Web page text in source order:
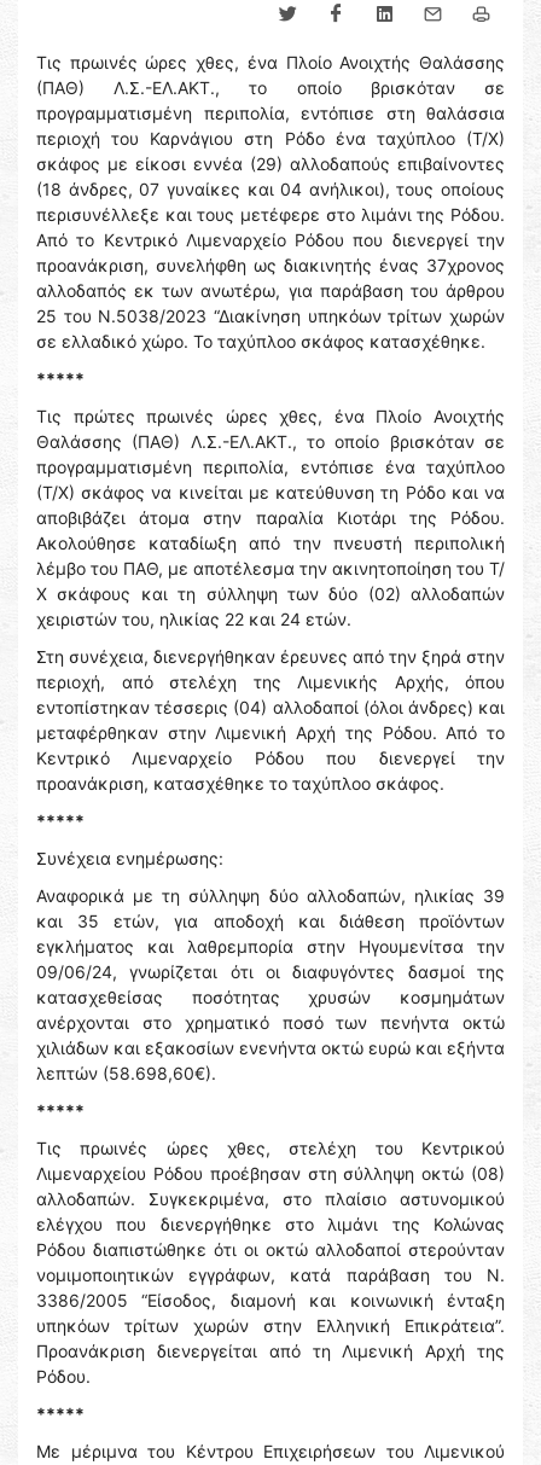
Τις πρωινές ώρες χθες, ένα Πλοίο Ανοιχτής Θαλάσσης
(ΠΑΘ) Λ.Σ.-ΕΛ.ΑΚΤ., το οποίο βρισκόταν σε
προγραμματισμένη περιπολία, εντόπισε στη θαλάσσια
περιοχή του Καρνάγιου στη Ρόδο ένα ταχύπλοο (Τ/Χ)
σκάφος με είκοσι εννέα (29) αλλοδαπούς επιβαίνοντες
(18 άνδρες, 07 γυναίκες και 04 ανήλικοι), τους οποίους
περισυνέλλεξε και τους μετέφερε στο λιμάνι της Ρόδου.
Από το Κεντρικό Λιμεναρχείο Ρόδου που διενεργεί την
προανάκριση, συνελήφθη ως διακινητής ένας 37χρονος
αλλοδαπός εκ των ανωτέρω, για παράβαση του άρθρου
25 του Ν.5038/2023 “Διακίνηση υπηκόων τρίτων χωρών
σε ελλαδικό χώρο. Το ταχύπλοο σκάφος κατασχέθηκε.
*****
Τις πρώτες πρωινές ώρες χθες, ένα Πλοίο Ανοιχτής
Θαλάσσης (ΠΑΘ) Λ.Σ.-ΕΛ.ΑΚΤ., το οποίο βρισκόταν σε
προγραμματισμένη περιπολία, εντόπισε ένα ταχύπλοο
(Τ/Χ) σκάφος να κινείται με κατεύθυνση τη Ρόδο και να
αποβιβάζει άτομα στην παραλία Κιοτάρι της Ρόδου.
Ακολούθησε καταδίωξη από την πνευστή περιπολική
λέμβο του ΠΑΘ, με αποτέλεσμα την ακινητοποίηση του Τ/
Χ σκάφους και τη σύλληψη των δύο (02) αλλοδαπών
χειριστών του, ηλικίας 22 και 24 ετών.
Στη συνέχεια, διενεργήθηκαν έρευνες από την ξηρά στην
περιοχή, από στελέχη της Λιμενικής Αρχής, όπου
εντοπίστηκαν τέσσερις (04) αλλοδαποί (όλοι άνδρες) και
μεταφέρθηκαν στην Λιμενική Αρχή της Ρόδου. Από το
Κεντρικό Λιμεναρχείο Ρόδου που διενεργεί την
προανάκριση, κατασχέθηκε το ταχύπλοο σκάφος.
*****
Συνέχεια ενημέρωσης:
Αναφορικά με τη σύλληψη δύο αλλοδαπών, ηλικίας 39
και 35 ετών, για αποδοχή και διάθεση προϊόντων
εγκλήματος και λαθρεμπορία στην Ηγουμενίτσα την
09/06/24, γνωρίζεται ότι οι διαφυγόντες δασμοί της
κατασχεθείσας ποσότητας χρυσών κοσμημάτων
ανέρχονται στο χρηματικό ποσό των πενήντα οκτώ
χιλιάδων και εξακοσίων ενενήντα οκτώ ευρώ και εξήντα
λεπτών (58.698,60€).
*****
Τις πρωινές ώρες χθες, στελέχη του Κεντρικού
Λιμεναρχείου Ρόδου προέβησαν στη σύλληψη οκτώ (08)
αλλοδαπών. Συγκεκριμένα, στο πλαίσιο αστυνομικού
ελέγχου που διενεργήθηκε στο λιμάνι της Κολώνας
Ρόδου διαπιστώθηκε ότι οι οκτώ αλλοδαποί στερούνταν
νομιμοποιητικών εγγράφων, κατά παράβαση του Ν.
3386/2005 “Είσοδος, διαμονή και κοινωνική ένταξη
υπηκόων τρίτων χωρών στην Ελληνική Επικράτεια”.
Προανάκριση διενεργείται από τη Λιμενική Αρχή της
Ρόδου.
*****
Με μέριμνα του Κέντρου Επιχειρήσεων του Λιμενικού